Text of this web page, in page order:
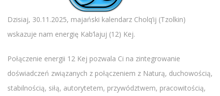
Dzisiaj, 30.11.2025, majański kalendarz Cholq’ij (Tzolkin)
wskazuje nam energię Kab’lajuj (12) Kej.
Połączenie energii 12 Kej pozwala Ci na zintegrowanie
doświadczeń związanych z połączeniem z Naturą, duchowością,
stabilnością, siłą, autorytetem, przywództwem, pracowitością,